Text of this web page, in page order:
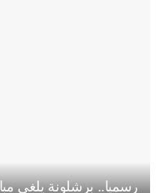
رسميا.. برشلونة يلغي